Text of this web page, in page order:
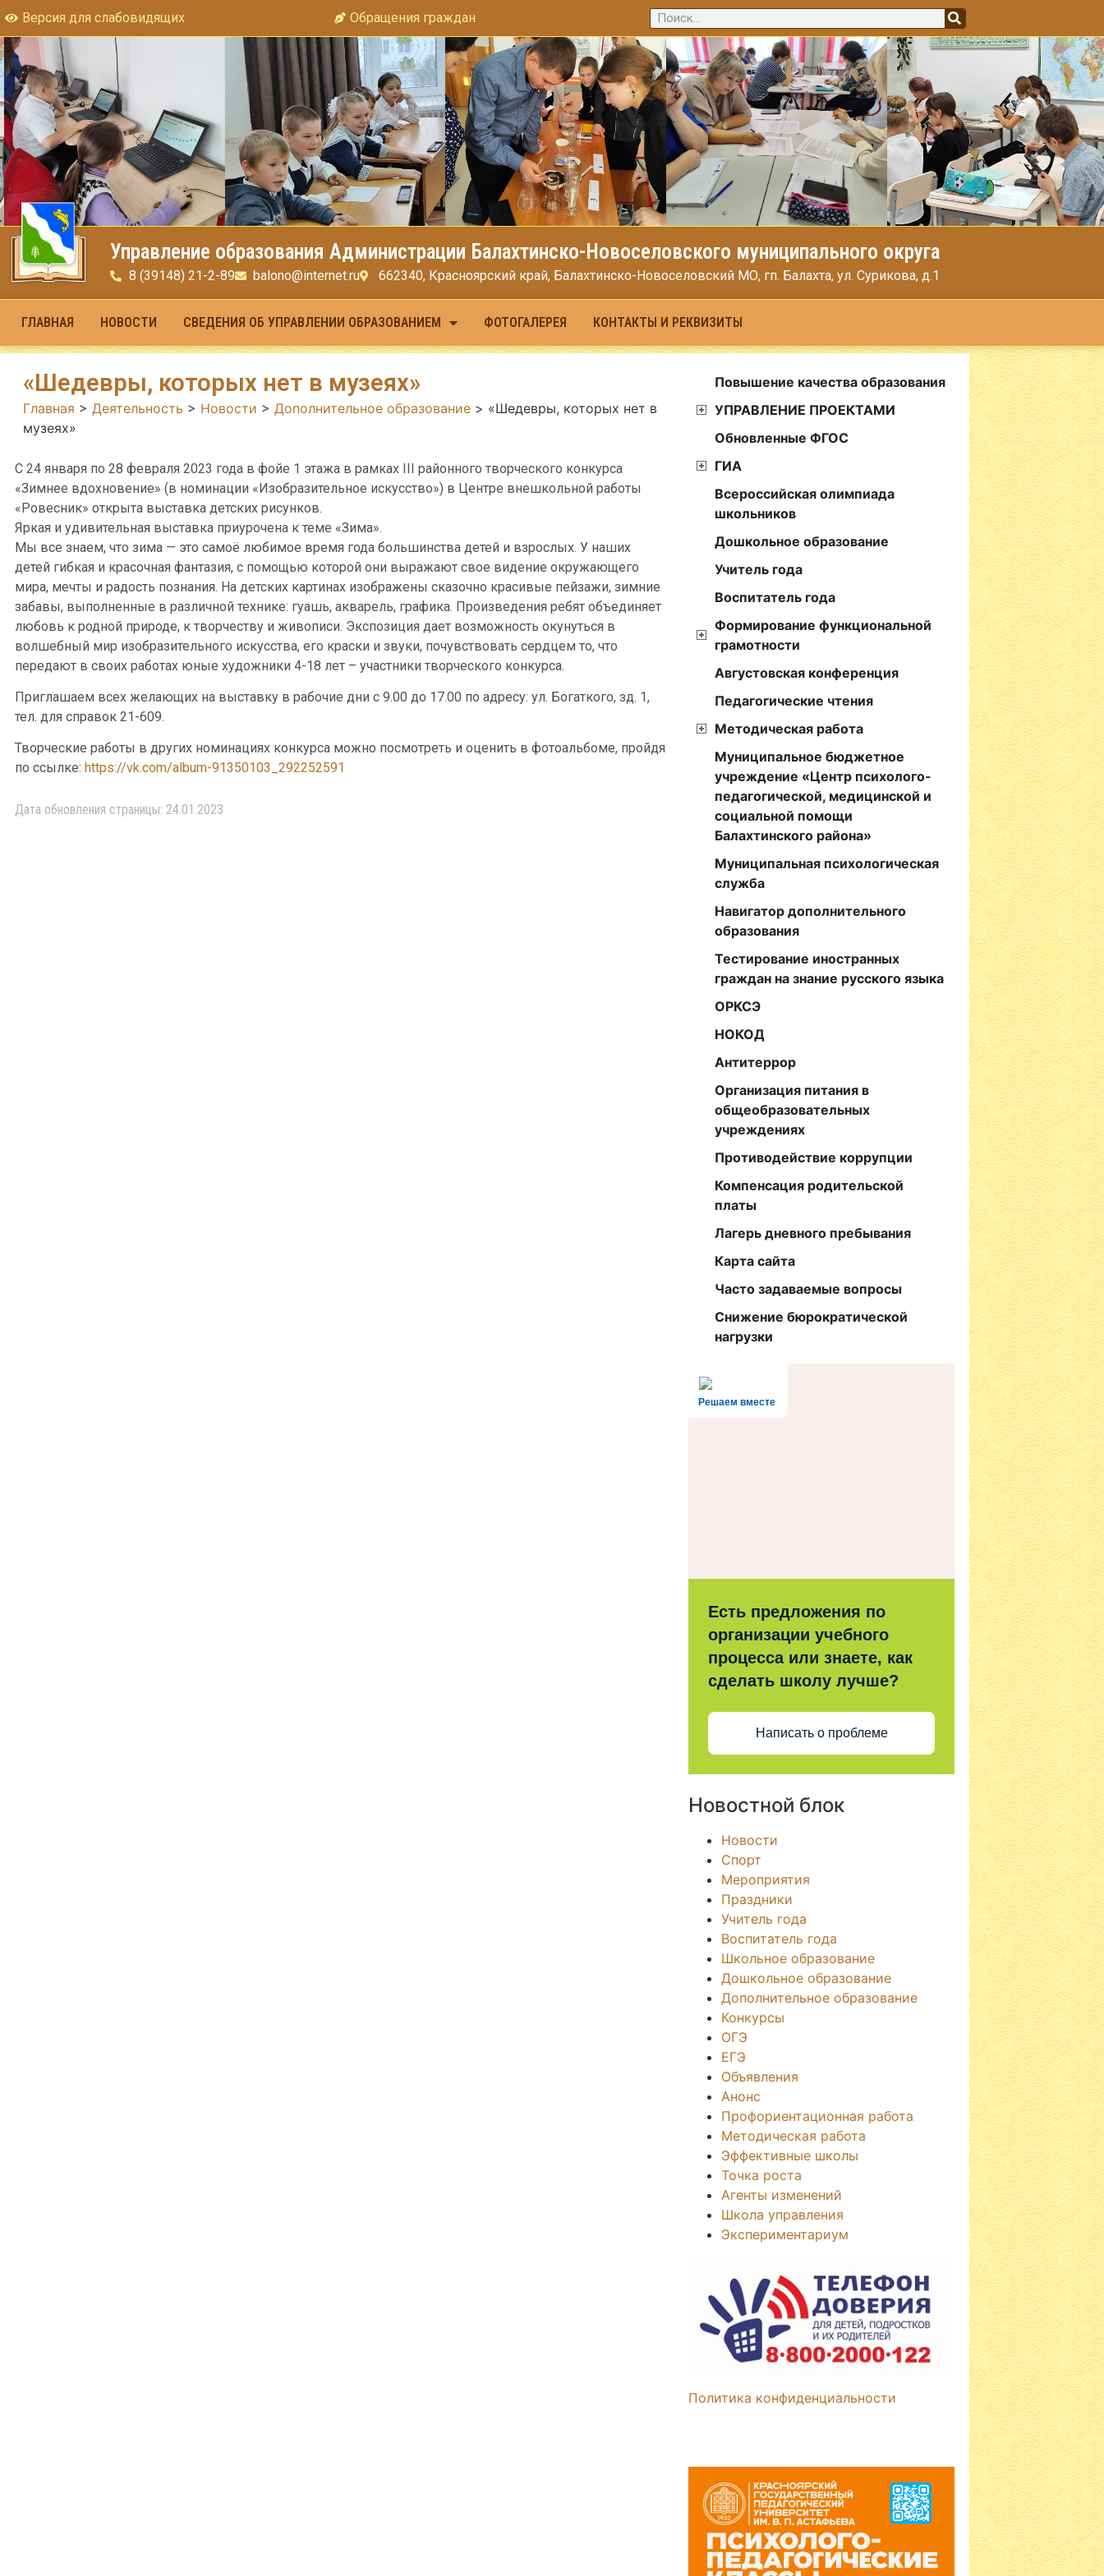
Версия для слабовидящих Обращения граждан
Управление образования Администрации Балахтинско-Новоселовского муниципального округа
8 (39148) 21-2-89 balono@internet.ru 662340, Красноярский край, Балахтинско-Новоселовский МО, гп. Балахта, ул. Сурикова, д.1
ГЛАВНАЯ НОВОСТИ СВЕДЕНИЯ ОБ УПРАВЛЕНИИ ОБРАЗОВАНИЕМ ФОТОГАЛЕРЕЯ КОНТАКТЫ И РЕКВИЗИТЫ
«Шедевры, которых нет в музеях»
Главная > Деятельность > Новости > Дополнительное образование > «Шедевры, которых нет в
музеях»
С 24 января по 28 февраля 2023 года в фойе 1 этажа в рамках III районного творческого конкурса
«Зимнее вдохновение» (в номинации «Изобразительное искусство») в Центре внешкольной работы
«Ровесник» открыта выставка детских рисунков.
Яркая и удивительная выставка приурочена к теме «Зима».
Мы все знаем, что зима — это самоё любимое время года большинства детей и взрослых. У наших
детей гибкая и красочная фантазия, с помощью которой они выражают свое видение окружающего
мира, мечты и радость познания. На детских картинах изображены сказочно красивые пейзажи, зимние
забавы, выполненные в различной технике: гуашь, акварель, графика. Произведения ребят объединяет
любовь к родной природе, к творчеству и живописи. Экспозиция дает возможность окунуться в
волшебный мир изобразительного искусства, его краски и звуки, почувствовать сердцем то, что
передают в своих работах юные художники 4-18 лет – участники творческого конкурса.
Приглашаем всех желающих на выставку в рабочие дни с 9.00 до 17.00 по адресу: ул. Богаткого, зд. 1,
тел. для справок 21-609.
Творческие работы в других номинациях конкурса можно посмотреть и оценить в фотоальбоме, пройдя
по ссылке: https://vk.com/album-91350103_292252591
Дата обновления страницы: 24.01.2023
Повышение качества образования
УПРАВЛЕНИЕ ПРОЕКТАМИ
Обновленные ФГОС
ГИА
Всероссийская олимпиада
школьников
Дошкольное образование
Учитель года
Воспитатель года
Формирование функциональной
грамотности
Августовская конференция
Педагогические чтения
Методическая работа
Муниципальное бюджетное
учреждение «Центр психолого-
педагогической, медицинской и
социальной помощи
Балахтинского района»
Муниципальная психологическая
служба
Навигатор дополнительного
образования
Тестирование иностранных
граждан на знание русского языка
ОРКСЭ
НОКОД
Антитеррор
Организация питания в
общеобразовательных
учреждениях
Противодействие коррупции
Компенсация родительской
платы
Лагерь дневного пребывания
Карта сайта
Часто задаваемые вопросы
Снижение бюрократической
нагрузки
Решаем вместе
Есть предложения по
организации учебного
процесса или знаете, как
сделать школу лучше?
Написать о проблеме
Новостной блок
Новости
Спорт
Мероприятия
Праздники
Учитель года
Воспитатель года
Школьное образование
Дошкольное образование
Дополнительное образование
Конкурсы
ОГЭ
ЕГЭ
Объявления
Анонс
Профориентационная работа
Методическая работа
Эффективные школы
Точка роста
Агенты изменений
Школа управления
Экспериментариум
Политика конфиденциальности